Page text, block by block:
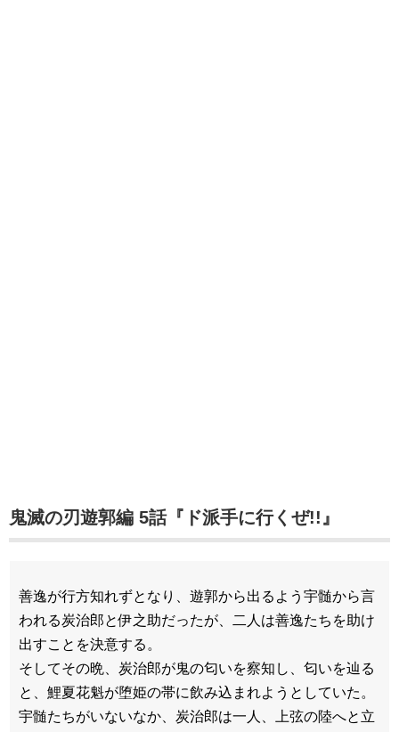
鬼滅の刃遊郭編 5話『ド派手に行くぜ!!』
善逸が行方知れずとなり、遊郭から出るよう宇髄から言
われる炭治郎と伊之助だったが、二人は善逸たちを助け
出すことを決意する。
そしてその晩、炭治郎が鬼の匂いを察知し、匂いを辿る
と、鯉夏花魁が堕姫の帯に飲み込まれようとしていた。
宇髄たちがいないなか、炭治郎は一人、上弦の陸へと立